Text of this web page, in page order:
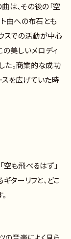
は、その後の「空
ト曲への布石とも
スでの活動が中心
の美しいメロディ
た。商業的な成功
スを広げていた時
空も飛べるはず」
ターリフと、どこ